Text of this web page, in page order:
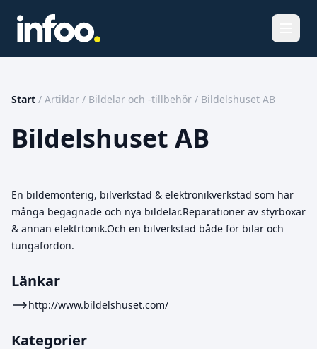
Start / Artiklar / Bildelar och -tillbehör / Bildelshuset AB
Bildelshuset AB
En bildemonterig, bilverkstad & elektronikverkstad som har
många begagnade och nya bildelar.Reparationer av styrboxar
& annan elektrtonik.Och en bilverkstad både för bilar och
tungafordon.
Länkar
http://www.bildelshuset.com/
Kategorier